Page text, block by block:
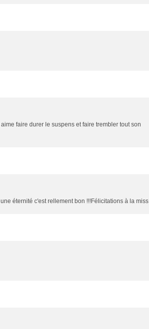
faire durer le suspens et faire trembler tout son
éternité c'est rellement bon !!!Félicitations à la miss